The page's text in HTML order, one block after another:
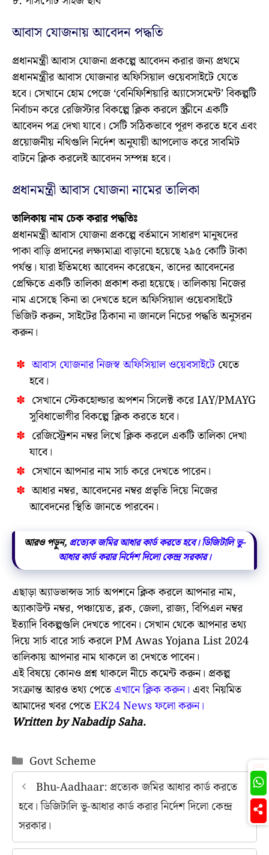
আবাস যোজনায় আবেদন পদ্ধতি
প্রধানমন্ত্রী আবাস যোজনা প্রকল্পে আবেদন করার জন্য প্রথমে
প্রধানমন্ত্রীর আবাস যোজনার অফিসিয়াল ওয়েবসাইটে যেতে
হবে। সেখানে হোম পেজে ‘বেনিফিশিয়ারি অ্যাসেসমেন্ট’ বিকল্পটি
নির্বাচন করে রেজিস্টার বিকল্পে ক্লিক করলে স্ক্রীনে একটি
আবেদন পত্র দেখা যাবে। সেটি সঠিকভাবে পূরণ করতে হবে এবং
প্রয়োজনীয় নথিগুলি নির্দেশ অনুযায়ী আপলোড করে সাবমিট
বাটনে ক্লিক করলেই আবেদন সম্পন্ন হবে।
প্রধানমন্ত্রী আবাস যোজনা নামের তালিকা
তালিকায় নাম চেক করার পদ্ধতিঃ
প্রধানমন্ত্রী আবাস যোজনা প্রকল্পে বর্তমানে সাধারণ মানুষদের
পাকা বাড়ি প্রদানের লক্ষ্যমাত্রা বাড়ানো হয়েছে ২৯৫ কোটি টাকা
পর্যন্ত। যারা ইতিমধ্যে আবেদন করেছেন, তাদের আবেদনের
প্রেক্ষিতে একটি তালিকা প্রকাশ করা হয়েছে। তালিকায় নিজের
নাম এসেছে কিনা তা দেখতে হলে অফিসিয়াল ওয়েবসাইটে
ভিজিট করুন, সাইটের ঠিকানা না জানলে নিচের পদ্ধতি অনুসরন
করুন।
আবাস যোজনার নিজস্ব অফিসিয়াল ওয়েবসাইটেযেতে
হবে।
সেখানে স্টেকহোল্ডার অপশন সিলেক্ট করে IAY/PMAYG
সুবিধাভোগীর বিকল্পে ক্লিক করতে হবে।
রেজিস্ট্রেশন নম্বর লিখে ক্লিক করলে একটি তালিকা দেখা
যাবে।
সেখানে আপনার নাম সার্চ করে দেখতে পারেন।
আধার নম্বর, আবেদনের নম্বর প্রভৃতি দিয়ে নিজের
আবেদনের স্থিতি জানতে পারবেন।
আরও পড়ুন, প্রত্যেক জমির আধার কার্ড করতে হবে। ডিজিটালি ভু-
আধার কার্ড করার নির্দেশ দিলো কেন্দ্র সরকার।
এছাড়া অ্যাডভান্সড সার্চ অপশনে ক্লিক করলে আপনার নাম,
অ্যাকাউন্ট নম্বর, পঞ্চায়েত, ব্লক, জেলা, রাজ্য, বিপিএল নম্বর
ইত্যাদি বিকল্পগুলি দেখতে পাবেন। সেখান থেকে আপনার তথ্য
দিয়ে সার্চ বারে সার্চ করলে PM Awas Yojana List 2024
তালিকায় আপনার নাম থাকলে তা দেখতে পাবেন।
এই বিষয়ে কোনও প্রশ্ন থাকলে নীচে কমেন্ট করুন। প্রকল্প
সংক্রান্ত আরও তথ্য পেতেএখানে ক্লিক করুন। এবং নিয়মিত
আমাদের খবর পেতেEK24 News ফলো করুন।
Written by Nabadip Saha.
Categories
Govt Scheme
Bhu-Aadhaar: প্রত্যেক জমির আধার কার্ড করতে
হবে। ডিজিটালি ভু-আধার কার্ড করার নির্দেশ দিলো কেন্দ্র
সরকার।